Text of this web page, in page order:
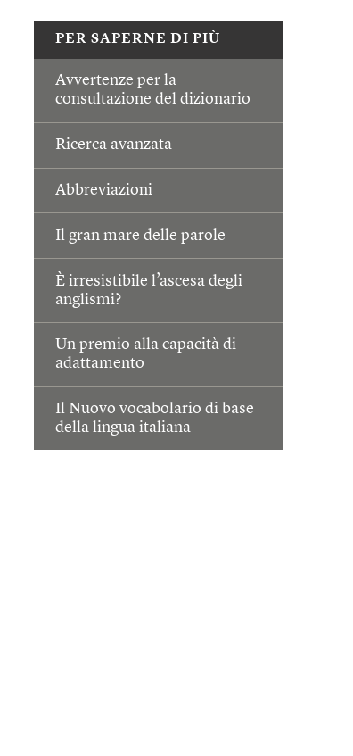
PER SAPERNE DI PIÙ
Avvertenze per la
consultazione del dizionario
Ricerca avanzata
Abbreviazioni
Il gran mare delle parole
È irresistibile l’ascesa degli
anglismi?
Un premio alla capacità di
adattamento
Il Nuovo vocabolario di base
della lingua italiana